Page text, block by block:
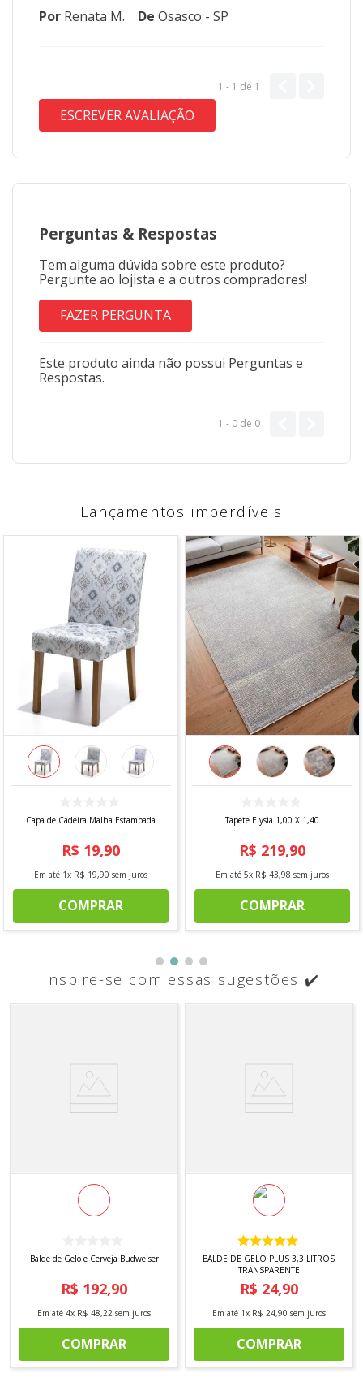
Por Renata M. De Osasco - SP
1 - 1 de 1
ESCREVER AVALIAÇÃO
Perguntas & Respostas
Tem alguma dúvida sobre este produto?
Pergunte ao lojista e a outros compradores!
FAZER PERGUNTA
Este produto ainda não possui Perguntas e
Respostas.
1 - 0 de 0
Lançamentos imperdíveis
Capa de Cadeira Malha Estampada
R$ 19,90
Em até 1x R$ 19,90 sem juros
COMPRAR
Tapete Elysia 1,00 X 1,40
R$ 219,90
Em até 5x R$ 43,98 sem juros
COMPRAR
Inspire-se com essas sugestões ✔️
Balde de Gelo e Cerveja Budweiser
R$ 192,90
Em até 4x R$ 48,22 sem juros
COMPRAR
BALDE DE GELO PLUS 3,3 LITROS
TRANSPARENTE
R$ 24,90
Em até 1x R$ 24,90 sem juros
COMPRAR